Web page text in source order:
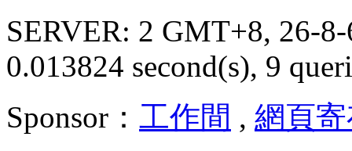
SERVER: 2 GMT+8, 26-
0.013824 second(s), 9
Sponsor： 工作間 , 網頁